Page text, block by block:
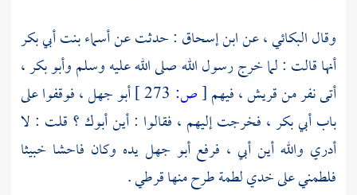
وقالالبكائي ،عنابن إسحاق : حدثت عنأسماء بنت أبي بكر
أنها قالت : لما خرج رسول الله صلى الله عليه وسلموأبو بكر ،
أتى نفر منقريش ،فيهم[ص: أبو جهل ،فوقفوا على
بابأبي بكر ، فخرجت إليهم ، فقالوا : أين أبوك ؟ قلت : لا
أدري والله أين أبي ، فرفعأبو جهليده وكان فاحشا خبيثا
فلطمني على خدي لطمة طرح منها قرطي .